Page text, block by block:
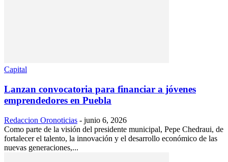
Capital
Lanzan convocatoria para financiar a jóvenes
emprendedores en Puebla
Redaccion Oronoticias - junio 6, 2026
Como parte de la visión del presidente municipal, Pepe Chedraui, de
fortalecer el talento, la innovación y el desarrollo económico de las
nuevas generaciones,...